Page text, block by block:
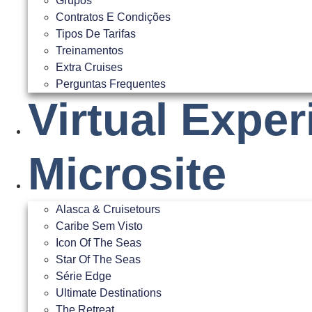
Contratos E Condições
Tipos De Tarifas
Treinamentos
Extra Cruises
Perguntas Frequentes
Virtual
Microsite
Alasca & Cruisetours
Caribe Sem Visto
Icon Of The Seas
Star Of The Seas
Série Edge
Ultimate Destinations
The Retreat